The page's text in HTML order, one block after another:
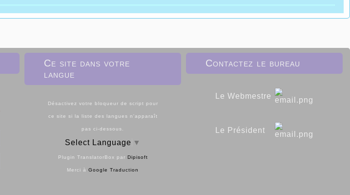
Ce site dans votre
langue
Désactivez votre bloqueur de script pour
ce site si la liste des langues n'apparaît
pas ci-dessous.
Select Language ▼
Plugin TranslatorBox par Dipisoft
Merci à Google Traduction
Contactez le bureau
Le Webmestre
Le Président